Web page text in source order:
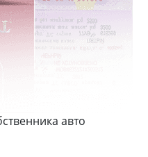
авто